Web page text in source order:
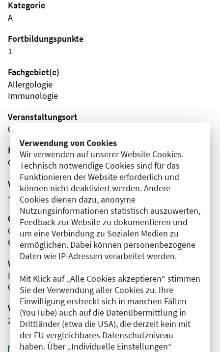
Verwendung von Cookies
Wir verwenden auf unserer Website Cookies.
Technisch notwendige Cookies sind für das
Funktionieren der Website erforderlich und
können nicht deaktiviert werden. Andere
Cookies dienen dazu, anonyme
Nutzungsinformationen statistisch auszuwerten,
Feedback zur Website zu dokumentieren und
um eine Verbindung zu Sozialen Medien zu
ermöglichen. Dabei können personenbezogene
Daten wie IP-Adressen verarbeitet werden.
Mit Klick auf „Alle Cookies akzeptieren“ stimmen
Sie der Verwendung aller Cookies zu. Ihre
Einwilligung erstreckt sich in manchen Fällen
(YouTube) auch auf die Datenübermittlung in
Drittländer (etwa die USA), die derzeit kein mit
der EU vergleichbares Datenschutzniveau
haben. Über „Individuelle Einstellungen“
Kategorie
A
Fortbildungspunkte
1
Fachgebiet(e)
Allergologie
Immunologie
Veranstaltungsort
Online
Fortbildungsformat
Online
Veranstaltungsreihe
Weitere Veranstaltungen dieser Reihe (6)
Organisator(en)
Charité - Universitätsmedizin Berlin
Campus Mitte
Wissenschaftliche Leitung
Frau Prof. Dr. med. Margitta Worm
Charité - Universitätsmedizin Berlin
Veranstaltungsnummer
2761102026020750029